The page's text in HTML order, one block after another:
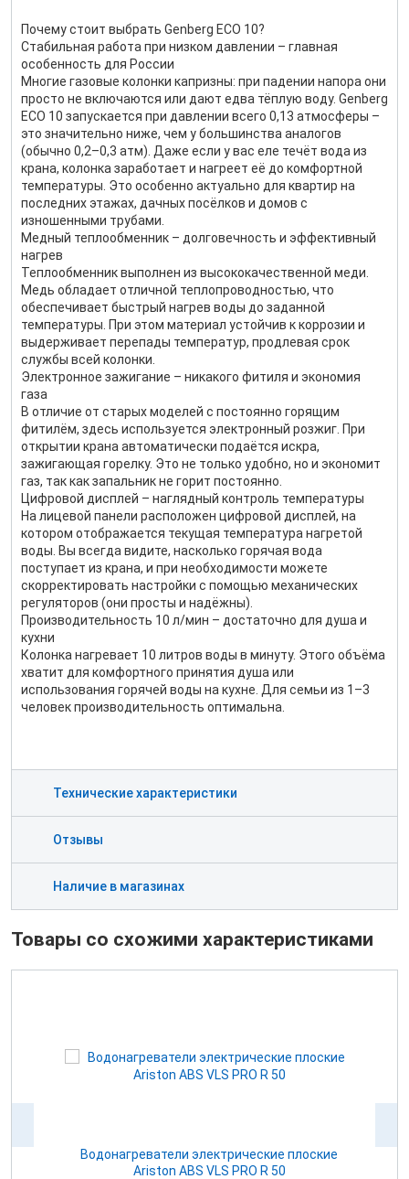
Почему стоит выбрать Genberg ECO 10?
Стабильная работа при низком давлении – главная
особенность для России
Многие газовые колонки капризны: при падении напора они
просто не включаются или дают едва тёплую воду. Genberg
ECO 10 запускается при давлении всего 0,13 атмосферы –
это значительно ниже, чем у большинства аналогов
(обычно 0,2–0,3 атм). Даже если у вас еле течёт вода из
крана, колонка заработает и нагреет её до комфортной
температуры. Это особенно актуально для квартир на
последних этажах, дачных посёлков и домов с
изношенными трубами.
Медный теплообменник – долговечность и эффективный
нагрев
Теплообменник выполнен из высококачественной меди.
Медь обладает отличной теплопроводностью, что
обеспечивает быстрый нагрев воды до заданной
температуры. При этом материал устойчив к коррозии и
выдерживает перепады температур, продлевая срок
службы всей колонки.
Электронное зажигание – никакого фитиля и экономия
газа
В отличие от старых моделей с постоянно горящим
фитилём, здесь используется электронный розжиг. При
открытии крана автоматически подаётся искра,
зажигающая горелку. Это не только удобно, но и экономит
газ, так как запальник не горит постоянно.
Цифровой дисплей – наглядный контроль температуры
На лицевой панели расположен цифровой дисплей, на
котором отображается текущая температура нагретой
воды. Вы всегда видите, насколько горячая вода
поступает из крана, и при необходимости можете
скорректировать настройки с помощью механических
регуляторов (они просты и надёжны).
Производительность 10 л/мин – достаточно для душа и
кухни
Колонка нагревает 10 литров воды в минуту. Этого объёма
хватит для комфортного принятия душа или
использования горячей воды на кухне. Для семьи из 1–3
человек производительность оптимальна.
Технические характеристики
Отзывы
Наличие в магазинах
Товары со схожими характеристиками
Водонагреватели электрические плоские
Ariston ABS VLS PRO R 50